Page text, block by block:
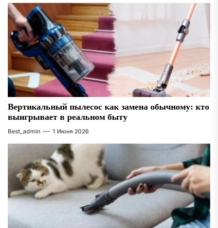
Вертикальный пылесос как замена обычному: кто
выигрывает в реальном быту
Best_admin 1 Июня 2026